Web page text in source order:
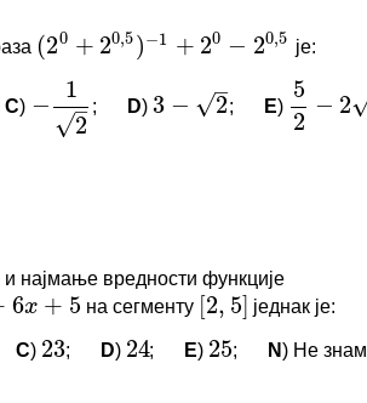
( 20+ 20 ,5)−1+20 −2 0,5 је:
C)
1
−1 2 ; D)
–
3−2 ; E)
5
2
−
52 −22
коментара.
да бисте оставили коментар.
и најмање вредности функције
+5
на сегменту
[2, 5]
2,5 ] једнак је:
C)
23
23; D)
24
24; E)
25
25; N) Не знам